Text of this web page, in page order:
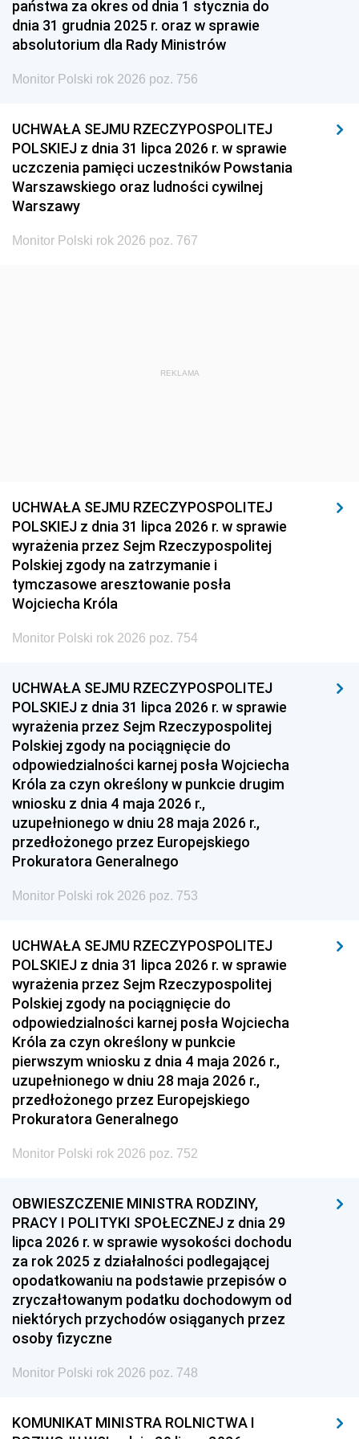
1948 1947 1946
1939 1938
państwa za okres od dnia 1 stycznia do
dnia 31 grudnia 2025 r. oraz w sprawie
absolutorium dla Rady Ministrów
Monitor Polski rok 2026 poz. 756
UCHWAŁA SEJMU RZECZYPOSPOLITEJ
POLSKIEJ z dnia 31 lipca 2026 r. w sprawie
uczczenia pamięci uczestników Powstania
Warszawskiego oraz ludności cywilnej
Warszawy
Monitor Polski rok 2026 poz. 767
REKLAMA
UCHWAŁA SEJMU RZECZYPOSPOLITEJ
POLSKIEJ z dnia 31 lipca 2026 r. w sprawie
wyrażenia przez Sejm Rzeczypospolitej
Polskiej zgody na zatrzymanie i
tymczasowe aresztowanie posła
Wojciecha Króla
Monitor Polski rok 2026 poz. 754
UCHWAŁA SEJMU RZECZYPOSPOLITEJ
POLSKIEJ z dnia 31 lipca 2026 r. w sprawie
wyrażenia przez Sejm Rzeczypospolitej
Polskiej zgody na pociągnięcie do
odpowiedzialności karnej posła Wojciecha
Króla za czyn określony w punkcie drugim
wniosku z dnia 4 maja 2026 r.,
uzupełnionego w dniu 28 maja 2026 r.,
przedłożonego przez Europejskiego
Prokuratora Generalnego
Monitor Polski rok 2026 poz. 753
UCHWAŁA SEJMU RZECZYPOSPOLITEJ
POLSKIEJ z dnia 31 lipca 2026 r. w sprawie
wyrażenia przez Sejm Rzeczypospolitej
Polskiej zgody na pociągnięcie do
odpowiedzialności karnej posła Wojciecha
Króla za czyn określony w punkcie
pierwszym wniosku z dnia 4 maja 2026 r.,
uzupełnionego w dniu 28 maja 2026 r.,
przedłożonego przez Europejskiego
Prokuratora Generalnego
Monitor Polski rok 2026 poz. 752
OBWIESZCZENIE MINISTRA RODZINY,
PRACY I POLITYKI SPOŁECZNEJ z dnia 29
lipca 2026 r. w sprawie wysokości dochodu
za rok 2025 z działalności podlegającej
opodatkowaniu na podstawie przepisów o
zryczałtowanym podatku dochodowym od
niektórych przychodów osiąganych przez
osoby fizyczne
Monitor Polski rok 2026 poz. 748
KOMUNIKAT MINISTRA ROLNICTWA I